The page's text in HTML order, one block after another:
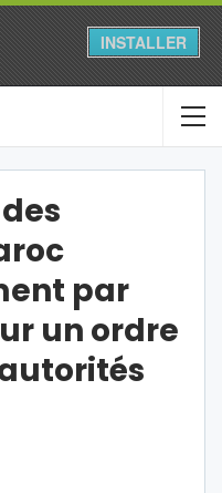
INSTALLER
par
un ordre